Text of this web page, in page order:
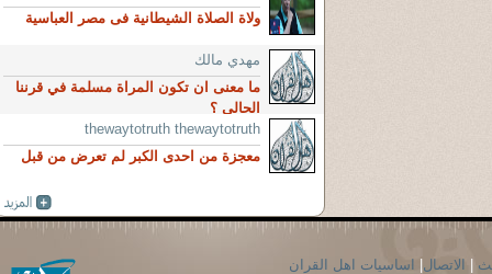
ولاة الصلاة الشيطانية فى مصر العباسية
مهدي مالك
ما معنى ان تكون المراة مسلمة في قرننا
الحالي ؟
thewaytotruth thewaytotruth
معجزة من احدى الكبر لم تعرض من قبل
الاتصال اساسيات اهل القران